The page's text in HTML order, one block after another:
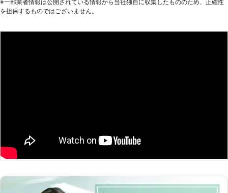
働な家具組立・移動は、ぜひ有限会社
※⼀部業者情報は公開されている情報から当社独⾃に収集したもののため、正確性
を担保するものではございません。